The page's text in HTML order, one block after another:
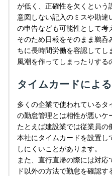
が低く、正確性を欠くという
意図しない記入のミスや勘違
の申告なども可能性として考
そのため日報をそのまま鵜呑
ちに長時間労働を容認してし
風潮を作ってしまったりする
タイムカードによ
多くの企業で使われている
の勤怠管理とは相性が悪いケ
たとえば建設業では従業員の
本社にタイムカードを設置し
しにくいことがあります。
また、直行直帰の際には対
ド以外の方法で勤怠を確認す